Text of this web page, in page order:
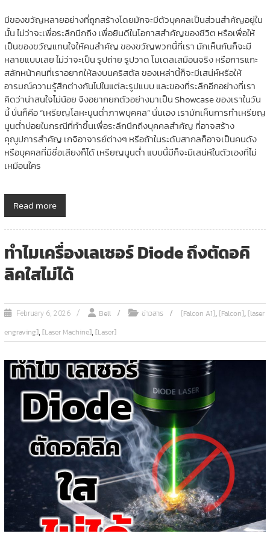
มีของขวัญหลายอย่างที่ถูกสร้างโดยมักจะมีตัวบุคคลเป็นส่วนสำคัญอยู่ใน
นั้น ไม่ว่าจะเพื่อระลึกนึกถึง เพื่อยินดีในโอกาสสำคัญของชีวิต หรือเพื่อให้
เป็นของขวัญแทนใจให้คนสำคัญ ของขวัญพวกนี้ที่เรา มักเห็นกันก็จะมี
หลายแบบเลย ไม่ว่าจะเป็น รูปถ่าย รูปวาด โมเดลเสมือนจริง หรือการแกะ
สลักหน้าคนที่เราอยากให้ลงบนคริสตัล ของเหล่านี้ก็จะมีเสน่ห์หรือให้
อารมณ์ความรู้สึกต่างกันไปในแต่ละรูปแบบ และของที่ระลึกอีกอย่างที่เรา
คิดว่าน่าสนใจไม่น้อย จึงอยากยกตัวอย่างมาเป็น Showcase ของเราในวัน
นี้ นั่นก็คือ “เหรียญโลหะนูนต่ำภาพบุคคล” นั่นเอง เรามักเห็นการทำเหรียญ
นูนต่ำบ่อยในกรณีที่ทำขึ้นเพื่อระลึกนึกถึงบุคคลสำคัญ ที่อาจสร้าง
คุณูปการสำคัญ เกจิอาจารย์ต่างๆ หรือถ้าในระดับสากลก็อาจเป็นคนดัง
หรือบุคคลที่มีชื่อเสียงก็ได้ เหรียญนูนต่ำ แบบนี้มีก็จะมีเสน่ห์ในตัวเองที่ไม่
เหมือนใคร
Read more
ทำไมเครื่องเลเซอร์ Diode ถึงตัดอคิ
ลิคใสไม่ได้
February 6, 2026 Bell ข่าวสาร [Falcon A1],[Falcon],[laser
engraving],[Laser Machine],[Laser]